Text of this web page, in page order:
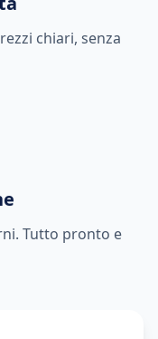
chiari, senza
Tutto pronto e